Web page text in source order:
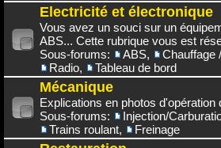
Electricité et électronique
Vous avez un souci sur un
ABS... Cette rubrique vous est
Sous-forums:
ABS, Chauffage
Radio, Tableau de bord
Mécanique
Explications en photos d'opération
Sous-forums:
Injection/
Trains roulant, Freinage